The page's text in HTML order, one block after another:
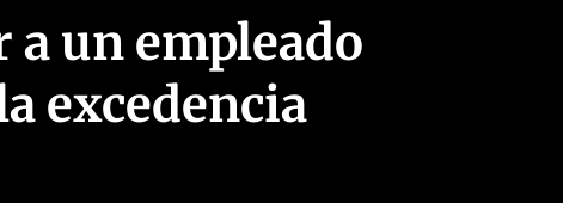
un empleado
excedencia